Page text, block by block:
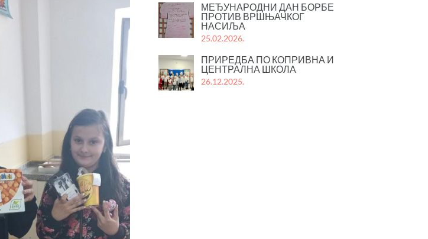
МЕЂУНАРОДНИ ДАН БОРБЕ
ПРОТИВ ВРШЊАЧКОГ
НАСИЉА
25.02.2026.
ПРИРЕДБА ПО КОПРИВНА И
ЦЕНТРАЛНА ШКОЛА
26.12.2025.